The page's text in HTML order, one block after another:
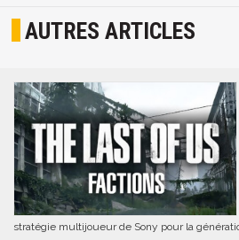
AUTRES ARTICLES
stratégie multijoueur de Sony pour la